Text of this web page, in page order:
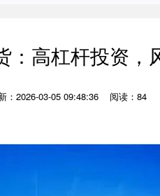
：高杠杆投资，
：2026-03-05 09:48:36 阅读：84